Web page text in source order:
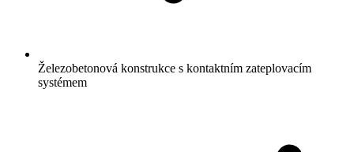
Železobetonová konstrukce s kontaktním zateplovacím
systémem